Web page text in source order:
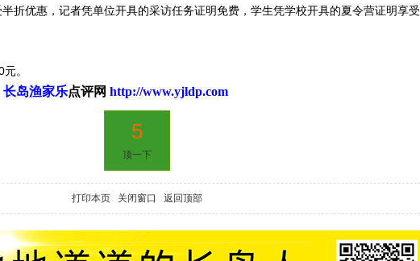
折优惠，记者凭单位开具的采访任务证明免费，学生凭学校开具的夏令营证明享受
。
长岛渔家乐点评网 http://www.yjldp.com
5
顶一下
打印本页 关闭窗口 返回顶部